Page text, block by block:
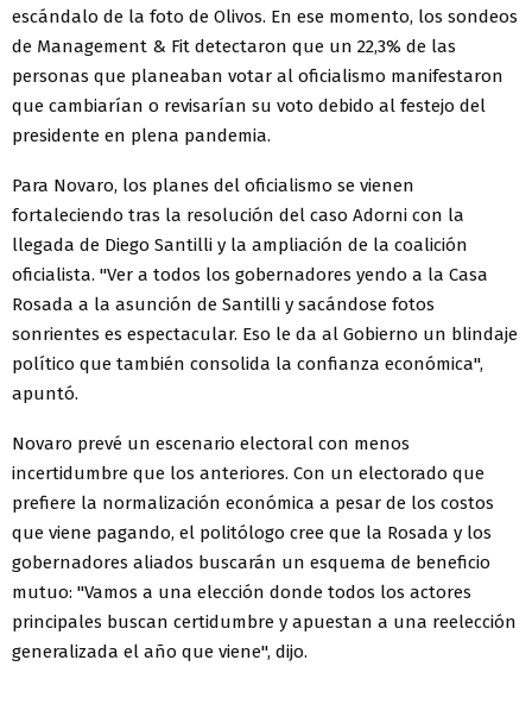
escándalo de la foto de Olivos. En ese momento, los sondeos
de Management & Fit detectaron que un 22,3% de las
personas que planeaban votar al oficialismo manifestaron
que cambiarían o revisarían su voto debido al festejo del
presidente en plena pandemia.
Para Novaro, los planes del oficialismo se vienen
fortaleciendo tras la resolución del caso Adorni con la
llegada de Diego Santilli y la ampliación de la coalición
oficialista. "Ver a todos los gobernadores yendo a la Casa
Rosada a la asunción de Santilli y sacándose fotos
sonrientes es espectacular. Eso le da al Gobierno un blindaje
político que también consolida la confianza económica",
apuntó.
Novaro prevé un escenario electoral con menos
incertidumbre que los anteriores. Con un electorado que
prefiere la normalización económica a pesar de los costos
que viene pagando, el politólogo cree que la Rosada y los
gobernadores aliados buscarán un esquema de beneficio
mutuo: "Vamos a una elección donde todos los actores
principales buscan certidumbre y apuestan a una reelección
generalizada el año que viene", dijo.